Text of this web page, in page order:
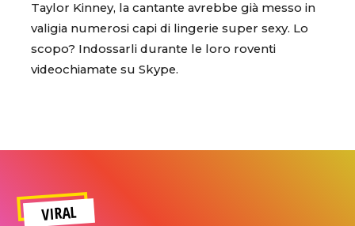
Taylor Kinney, la cantante avrebbe già messo in
valigia numerosi capi di lingerie super sexy. Lo
scopo? Indossarli durante le loro roventi
videochiamate su Skype.
VIRAL